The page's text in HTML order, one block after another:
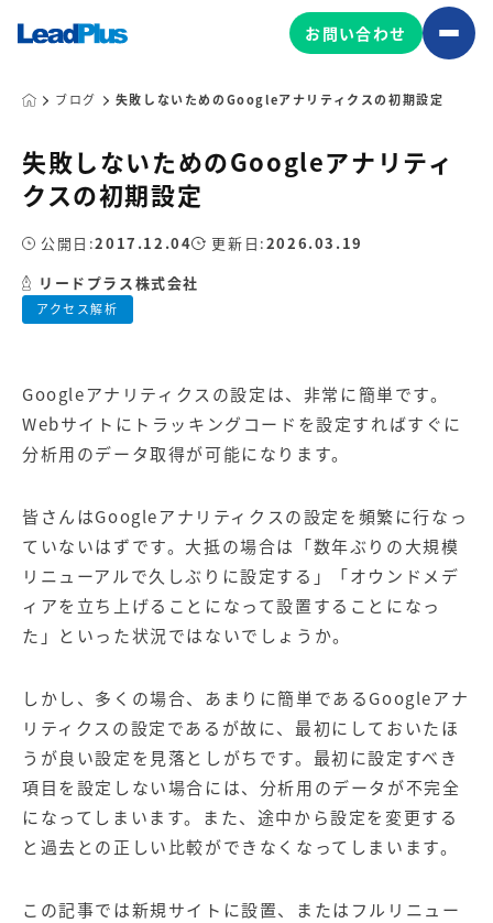
広告プロモーション
MA/CRM/SFA導入・運用
Web制作
マーケティングコンサルティング
Leadplus One
ボード
マーケティングサービスの製品
ア
マーケティングサービス
ング
サービス
【IT企業向け】マーケティン
グ
サービス
SNSアカウント運用代行サー
ビス（LINE）
広告プロモーションの製品
【クリニック向け】新規集患
Web広告サービス
【歯科業界向け】新規集患
Web広告パッケージ
集客Web広告パッケージ
サイトアクセス増加パッケー
ジ
お問い合わせ
ブログ 失敗しないためのGoogleアナリティクスの初期設定
失敗しないためのGoogleアナリティ
クスの初期設定
アクセス解析
公開日:2017.12.04 更新日:2026.03.19
リードプラス株式会社
Googleアナリティクスの設定は、非常に簡単です。
Webサイトにトラッキングコードを設定すればすぐに
分析用のデータ取得が可能になります。
皆さんはGoogleアナリティクスの設定を頻繁に行なっ
ていないはずです。大抵の場合は「数年ぶりの大規模
リニューアルで久しぶりに設定する」「オウンドメデ
ィアを立ち上げることになって設置することになっ
た」といった状況ではないでしょうか。
しかし、多くの場合、あまりに簡単であるGoogleアナ
リティクスの設定であるが故に、最初にしておいたほ
うが良い設定を見落としがちです。最初に設定すべき
項目を設定しない場合には、分析用のデータが不完全
になってしまいます。また、途中から設定を変更する
と過去との正しい比較ができなくなってしまいます。
この記事では新規サイトに設置、またはフルリニュー